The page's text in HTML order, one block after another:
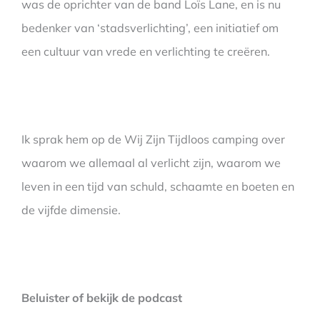
was de oprichter van de band Loïs Lane, en is nu
bedenker van ‘stadsverlichting’, een initiatief om
een cultuur van vrede en verlichting te creëren.
Ik sprak hem op de Wij Zijn Tijdloos camping over
waarom we allemaal al verlicht zijn, waarom we
leven in een tijd van schuld, schaamte en boeten en
de vijfde dimensie.
Beluister of bekijk de podcast